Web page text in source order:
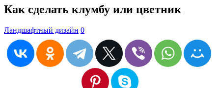
Как сделать клумбу или цветник
Ландшафтный дизайн 0